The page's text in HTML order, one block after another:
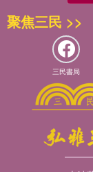
聚焦三民 >>
三民書局